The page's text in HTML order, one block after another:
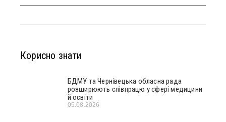
Корисно знати
БДМУ та Чернівецька обласна рада
розширюють співпрацю у сфері медицини
й освіти
05.08.2026